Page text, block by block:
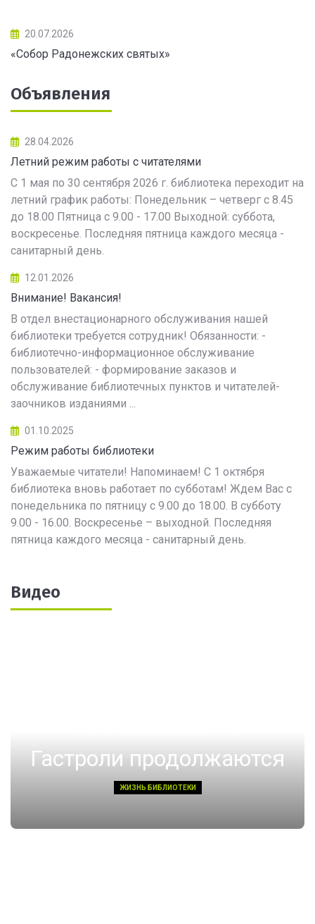
20.07.2026
«Собор Радонежских святых»
Объявления
28.04.2026
Летний режим работы с читателями
С 1 мая по 30 сентября 2026 г. библиотека переходит на
летний график работы: Понедельник – четверг с 8.45
до 18.00 Пятница с 9.00 - 17.00 Выходной: суббота,
воскресенье. Последняя пятница каждого месяца -
санитарный день.
12.01.2026
Внимание! Вакансия!
В отдел внестационарного обслуживания нашей
библиотеки требуется сотрудник! Обязанности: -
библиотечно-информационное обслуживание
пользователей: - формирование заказов и
обслуживание библиотечных пунктов и читателей-
заочников изданиями ...
01.10.2025
Режим работы библиотеки
Уважаемые читатели! Напоминаем! С 1 октября
библиотека вновь работает по субботам! Ждем Вас с
понедельника по пятницу с 9.00 до 18.00. В субботу
9.00 - 16.00. Воскресенье – выходной. Последняя
пятница каждого месяца - санитарный день.
Видео
Гастроли продолжаются
ЖИЗНЬ БИБЛИОТЕКИ